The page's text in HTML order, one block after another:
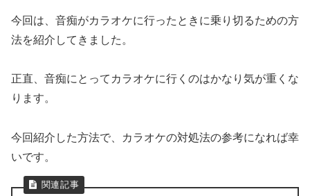
今回は、音痴がカラオケに行ったときに乗り切るための方
法を紹介してきました。
正直、音痴にとってカラオケに行くのはかなり気が重くな
ります。
今回紹介した方法で、カラオケの対処法の参考になれば幸
いです。